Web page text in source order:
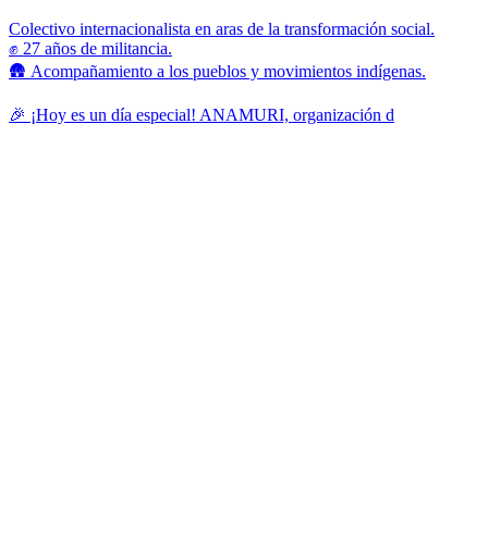
Colectivo internacionalista en aras de la transformación social.
✊ 27 años de militancia.
🛖 Acompañamiento a los pueblos y movimientos indígenas.
🎉 ¡Hoy es un día especial! ANAMURI, organización d